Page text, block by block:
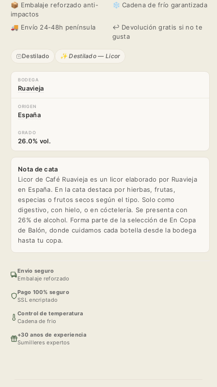
📦 Embalaje reforzado anti-
impactos
❄️ Cadena de frío garantizada
🚚 Envío 24-48h península
↩️ Devolución gratis si no te
gusta
Destilado ✨ Destilado — Licor
BODEGA
Ruavieja
ORIGEN
España
GRADO
26.0% vol.
Nota de cata
Licor de Café Ruavieja es un licor elaborado por Ruavieja
en España. En la cata destaca por hierbas, frutas,
especias o frutos secos según el tipo. Solo como
digestivo, con hielo, o en cóctelería. Se presenta con
26% de alcohol. Forma parte de la selección de En Copa
de Balón, donde cuidamos cada botella desde la bodega
hasta tu copa.
Envio seguro
Embalaje reforzado
Pago 100% seguro
SSL encriptado
Control de temperatura
Cadena de frio
+30 anos de experiencia
Sumilleres expertos